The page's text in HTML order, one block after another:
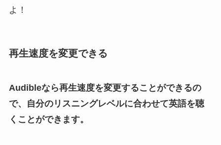
よ！
再生速度を変更できる
Audibleなら再生速度を変更することができるの
で、自分のリスニングレベルに合わせて英語を聴
くことができます。